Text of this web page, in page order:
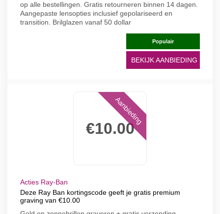
op alle bestellingen. Gratis retourneren binnen 14 dagen.
Aangepaste lensopties inclusief gepolariseerd en
transition. Brilglazen vanaf 50 dollar
Populair
BEKIJK AANBIEDING
€10.00
Aanbieding
Acties Ray-Ban
Deze Ray Ban kortingscode geeft je gratis premium
graving van €10.00